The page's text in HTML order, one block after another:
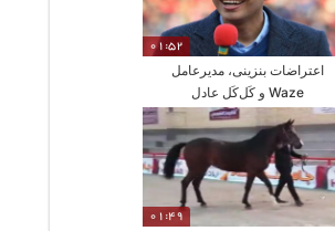
01:52
اعتراضات بنزینی، مدیرعامل
Waze و کَل‌کَل عادل
فردوسی‌پور
01:49